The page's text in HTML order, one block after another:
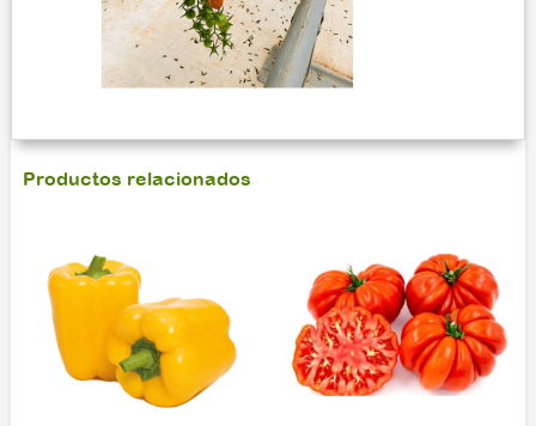
Productos relacionados